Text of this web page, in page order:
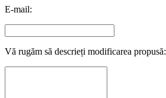
E-mail:
Vă rugăm să descrieți modificarea propusă: